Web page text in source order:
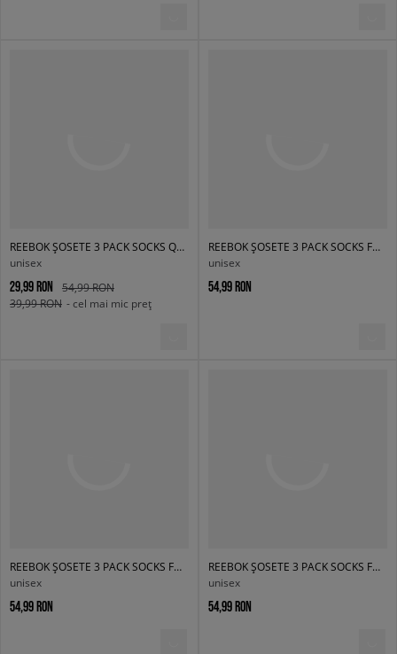
REEBOK ȘOSETE 3 PACK SOCKS QUARTER
unisex
29,99 RON
54,99 RON
39,99 RON - cel mai mic preț
REEBOK ȘOSETE 3 PACK SOCKS FOOTIE
unisex
54,99 RON
REEBOK ȘOSETE 3 PACK SOCKS FOOTIE
unisex
54,99 RON
REEBOK ȘOSETE 3 PACK SOCKS FOOTIE
unisex
54,99 RON